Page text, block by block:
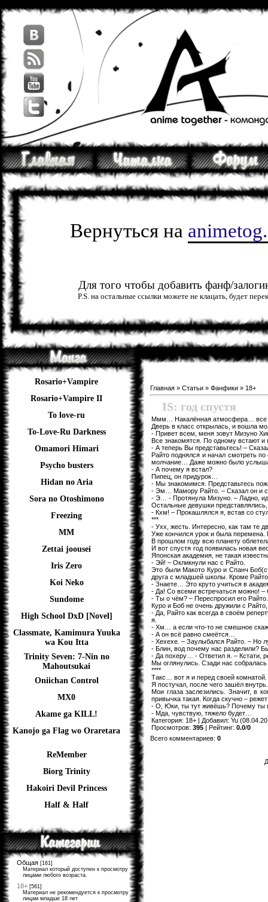
Вернуться на
Для того чтобы добавить фанф/
P.S. на остальные ссылки можете не клацать, будет
Rosario+Vampire
Rosario+Vampire II
To love-ru
To-Love-Ru Darkness
Omamori Himari
Psycho busters
Hidan no Aria
Sora no Otoshimono
Freezing
ММ
Zettai joousei
Iris Zero
Koi Neko
Sundome
High School DxD [Novel]
Classmate, Kamimura Yuuka
wa Kou Itta
Trinity Seven: 7-Nin no
Mahoutsukai
Oniichan Control
MX0
Akame ga KILL!
Kanojo ga Flag wo Oraretara
ReMember
Biorg Trinity
Hakoiri Devil Princess
Half & Half
Общая [161]
Материал который доступен к просмотру
лицами любого возраста.
18+ [561]
Материал не рекомендуется к просмотру
лицам младше 18 лет
Главная » Статьи » Фанфики » 18+
IS: год спустя
Ммм… Накалённая атмосфера… все
Дверь в класс открылась, и вошла
- Привет всем, меня зовут Мизуно
Все знакомятся. По одному встают
- А теперь Вы представьтесь! –
Райто поднялся и начал смотреть
молчание… Даже можно было
- А почему я встал?
Пипец, он придурок…
- Мы знакомимся. Представьтесь
- Эм… Мамору Райто. – Сказал он и
- Э… - Протянула Мизуно. – Ладно,
Остальные девушки
- Кхм! – Прокашлялся я, встав со
***
- Ухх, жесть. Интересно, как там те
Уже кончился урок и была
В прошлом году всю планету
И вот спустя год появилась новая
Японская академия, не такая
- Эй! – Окликнули нас с Райто.
Это были Макото Куро и Спанч
друга с младшей школы. Кроме
- Знаете… Это круто учиться в
- Да! Со всеми встречаться можно! –
- Ты о чём? – Переспросил его Райто.
Куро и Боб не очень дружили с Райто,
- Да, Райто как всегда в своём
я.
- Хм… а если что-то не смешное
- А он всё равно смеётся…
- Хехехе. – Заулыбался Райто. – Но
- Блин, вод почему нас разделили?
- Да похеру… - Ответил я. – Кстати,
Мы оглянулись. Сзади нас
****
Такс… вот я и перед своей
Я постучал, после чего зашёл
Мои глаза заслезились. Значит, в
привычка такая. Когда скучно –
- О, Юки, ты тут живёшь? Почему ты
- Мда, чувствую, тяжело будет…
Категория: 18+ | Добавил: Yu
Просмотров: 395 | Рейтинг: 0.0/0
Всего комментариев: 0